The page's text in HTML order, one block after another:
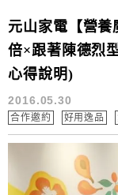
元山家電【營養
倍×跟著陳德烈
心得說明)
2016.05.30
合作邀約 好用逸品